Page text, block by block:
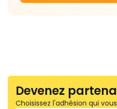
Devenez
Choisissez l'adhésion qui